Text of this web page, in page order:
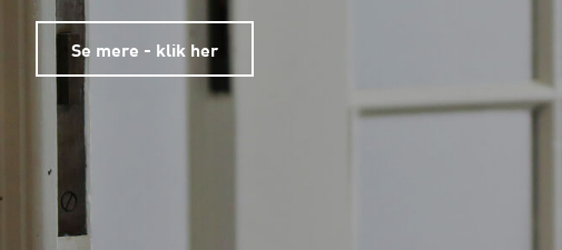
Se mere - klik her